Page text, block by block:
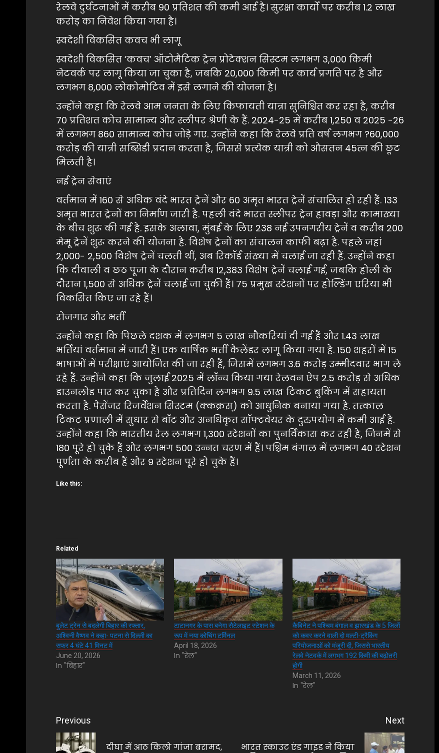
रेलवे दुर्घटनाओं में करीब 90 प्रतिशत की कमी आई है। सुरक्षा कार्यों पर करीब 1.2 लाख
करोड़ का निवेश किया गया है।
स्वदेशी विकसित कवच भी लागू
स्वदेशी विकसित ‘कवच’ ऑटोमैटिक ट्रेन प्रोटेक्शन सिस्टम लगभग 3,000 किमी
नेटवर्क पर लागू किया जा चुका है, जबकि 20,000 किमी पर कार्य प्रगति पर है और
लगभग 8,000 लोकोमोटिव में इसे लगाने की योजना है।
उन्होंने कहा कि रेलवे आम जनता के लिए किफायती यात्रा सुनिश्चित कर रहा है, करीब
70 प्रतिशत कोच सामान्य और स्लीपर श्रेणी के हैं. 2024-25 में करीब 1,250 व 2025 -26
में लगभग 860 सामान्य कोच जोड़े गए. उन्होंने कहा कि रेलवे प्रति वर्ष लगभग ?60,000
करोड़ की यात्री सब्सिडी प्रदान करता है, जिससे प्रत्येक यात्री को औसतन 45त्न की छूट
मिलती है।
नई ट्रेन सेवाएं
वर्तमान में 160 से अधिक वंदे भारत ट्रेनें और 60 अमृत भारत ट्रेनें संचालित हो रही हैं. 133
अमृत भारत ट्रेनों का निर्माण जारी है. पहली वंदे भारत स्लीपर ट्रेन हावड़ा और कामाख्या
के बीच शुरू की गई है. इसके अलावा, मुंबई के लिए 238 नई उपनगरीय ट्रेनें व करीब 200
मेमू ट्रेनें शुरू करने की योजना है. विशेष ट्रेनों का संचालन काफी बढ़ा है. पहले जहां
2,000- 2,500 विशेष ट्रेनें चलती थीं, अब रिकॉर्ड संख्या में चलाई जा रही हैं. उन्होंने कहा
कि दीवाली व छठ पूजा के दौरान करीब 12,383 विशेष ट्रेनें चलाई गईं, जबकि होली के
दौरान 1,500 से अधिक ट्रेनें चलाई जा चुकी हैं। 75 प्रमुख स्टेशनों पर होल्डिंग एरिया भी
विकसित किए जा रहे हैं।
रोजगार और भर्ती
उन्होंने कहा कि पिछले दशक में लगभग 5 लाख नौकरियां दी गई हैं और 1.43 लाख
भर्तियां वर्तमान में जारी हैं। एक वार्षिक भर्ती कैलेंडर लागू किया गया है. 150 शहरों में 15
भाषाओं में परीक्षाएं आयोजित की जा रही हैं, जिसमें लगभग 3.6 करोड़ उम्मीदवार भाग ले
रहे हैं. उन्होंने कहा कि जुलाई 2025 में लॉन्च किया गया रेलवन ऐप 2.5 करोड़ से अधिक
डाउनलोड पार कर चुका है और प्रतिदिन लगभग 9.5 लाख टिकट बुकिंग में सहायता
करता है. पैसेंजर रिजर्वेशन सिस्टम (क्कक्रस्) को आधुनिक बनाया गया है. तत्काल
टिकट प्रणाली में सुधार से बॉट और अनधिकृत सॉफ्टवेयर के दुरुपयोग में कमी आई है.
उन्होंने कहा कि भारतीय रेल लगभग 1,300 स्टेशनों का पुनर्विकास कर रही है, जिनमें से
180 पूरे हो चुके हैं और लगभग 500 उन्नत चरण में हैं। पश्चिम बंगाल में लगभग 40 स्टेशन
पूर्णता के करीब हैं और 9 स्टेशन पूरे हो चुके हैं।
Like this:
Related
बुलेट ट्रेन से बदलेगी बिहार की रफ्तार,
अश्विनी वैष्णव ने कहा- पटना से दिल्ली का
सफर 4 घंटे 41 मिनट में
June 20, 2026
In "बिहार"
टाटानगर के पास बनेगा सैटेलाइट स्टेशन के
रूप में नया कोचिंग टर्मिनल
April 18, 2026
In "रेल"
कैबिनेट ने पश्चिम बंगाल व झारखंड के 5 जिलों
को कवर करने वाली दो मल्टी-ट्रैकिंग
परियोजनाओं को मंजूरी दी, जिससे भारतीय
रेलवे नेटवर्क में लगभग 192 किमी की बढ़ोतरी
होगी
March 11, 2026
In "रेल"
Post
navigation
Previous
Previous
दीघा में आठ किलो गांजा बरामद,
Next
Nextभारत स्काउट एंड गाइड ने किया